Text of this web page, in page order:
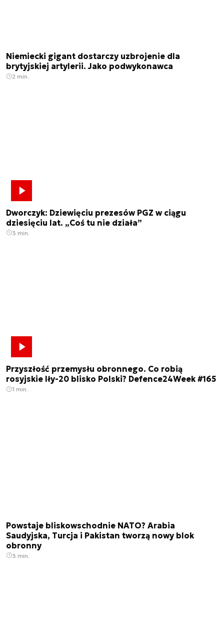
Niemiecki gigant dostarczy uzbrojenie dla
brytyjskiej artylerii. Jako podwykonawca
2 min.
Dworczyk: Dziewięciu prezesów PGZ w ciągu
dziesięciu lat. „Coś tu nie działa”
3 min.
Przyszłość przemysłu obronnego. Co robią
rosyjskie Iły-20 blisko Polski? Defence24Week #165
1 min.
Powstaje bliskowschodnie NATO? Arabia
Saudyjska, Turcja i Pakistan tworzą nowy blok
obronny
3 min.